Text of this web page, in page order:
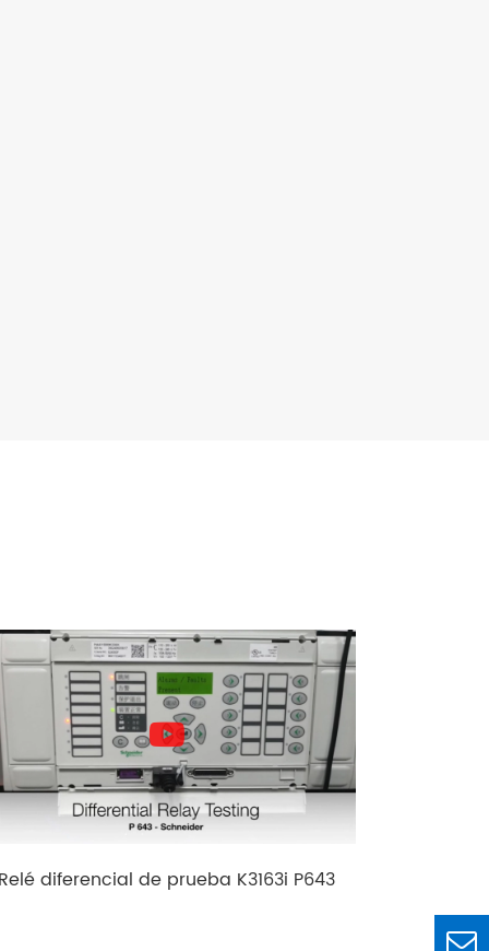
Relé diferencial de prueba K3163i P643